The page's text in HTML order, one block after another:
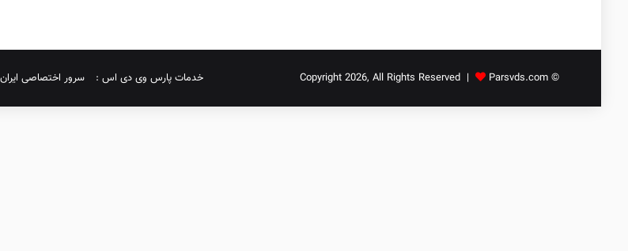
© Copyright 2026, All Rights Reserved |
Parsvds.com خدمات پارس وی دی اس : سرور اختصاصی ایران